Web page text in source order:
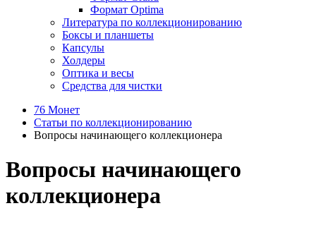
Формат Optima
Литература по коллекционированию
Боксы и планшеты
Капсулы
Холдеры
Оптика и весы
Средства для чистки
76 Монет
Статьи по коллекционированию
Вопросы начинающего коллекционера
Вопросы начинающего
коллекционера